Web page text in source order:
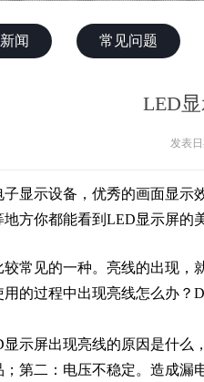
闻 常见问题
LED
发表
显示设备，优秀的画面显
方你都能看到LED显示屏的
常见的一种。亮线的出现
的过程中出现亮线怎么办？
示屏出现亮线的原因是什
第二：电压不稳定。造成